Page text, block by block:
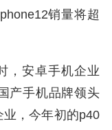
销量将超
，安卓手机企业
产手机品牌领头
，今年初的p40